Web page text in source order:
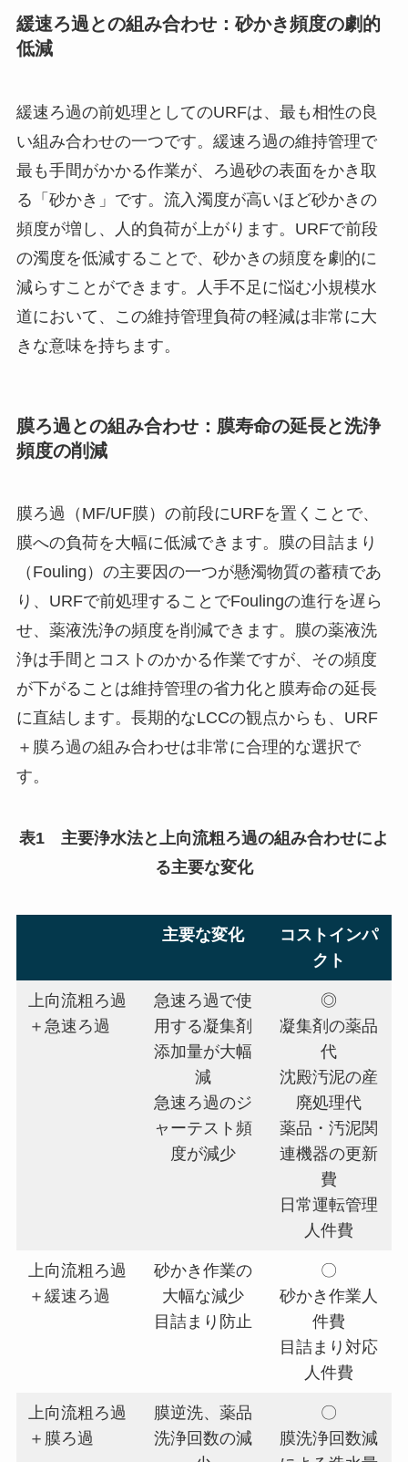
緩速ろ過との組み合わせ：砂かき頻度の劇的
低減
緩速ろ過の前処理としてのURFは、最も相性の良
い組み合わせの一つです。緩速ろ過の維持管理で
最も手間がかかる作業が、ろ過砂の表面をかき取
る「砂かき」です。流入濁度が高いほど砂かきの
頻度が増し、人的負荷が上がります。URFで前段
の濁度を低減することで、砂かきの頻度を劇的に
減らすことができます。人手不足に悩む小規模水
道において、この維持管理負荷の軽減は非常に大
きな意味を持ちます。
膜ろ過との組み合わせ：膜寿命の延長と洗浄
頻度の削減
膜ろ過（MF/UF膜）の前段にURFを置くことで、
膜への負荷を大幅に低減できます。膜の目詰まり
（Fouling）の主要因の一つが懸濁物質の蓄積であ
り、URFで前処理することでFoulingの進行を遅ら
せ、薬液洗浄の頻度を削減できます。膜の薬液洗
浄は手間とコストのかかる作業ですが、その頻度
が下がることは維持管理の省力化と膜寿命の延長
に直結します。長期的なLCCの観点からも、URF
＋膜ろ過の組み合わせは非常に合理的な選択で
す。
表1 主要浄水法と上向流粗ろ過の組み合わせによ
る主要な変化
主要な変化
コストインパ
クト
上向流粗ろ過
＋急速ろ過
急速ろ過で使
用する凝集剤
添加量が大幅
減
急速ろ過のジ
ャーテスト頻
度が減少
◎
凝集剤の薬品
代
沈殿汚泥の産
廃処理代
薬品・汚泥関
連機器の更新
費
日常運転管理
人件費
上向流粗ろ過
＋緩速ろ過
砂かき作業の
大幅な減少
目詰まり防止
〇
砂かき作業人
件費
目詰まり対応
人件費
上向流粗ろ過
＋膜ろ過
膜逆洗、薬品
洗浄回数の減
〇
膜洗浄回数減